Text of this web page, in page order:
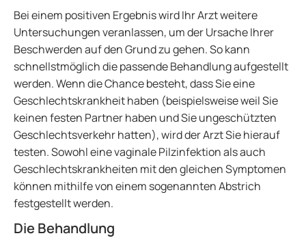
Bei einem positiven Ergebnis wird Ihr Arzt weitere
Untersuchungen veranlassen, um der Ursache Ihrer
Beschwerden auf den Grund zu gehen. So kann
schnellstmöglich die passende Behandlung aufgestellt
werden. Wenn die Chance besteht, dass Sie eine
Geschlechtskrankheit haben (beispielsweise weil Sie
keinen festen Partner haben und Sie ungeschützten
Geschlechtsverkehr hatten), wird der Arzt Sie hierauf
testen. Sowohl eine vaginale Pilzinfektion als auch
Geschlechtskrankheiten mit den gleichen Symptomen
können mithilfe von einem sogenannten Abstrich
festgestellt werden.
Die Behandlung